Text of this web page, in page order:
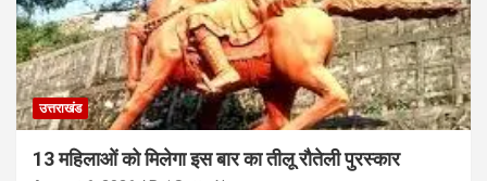
उत्तराखंड
13 महिलाओं को मिलेगा इस बार का तीलू रौतेली पुरस्कार